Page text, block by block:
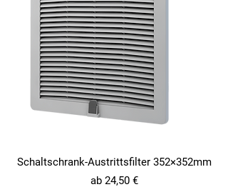
Schaltschrank-Austrittsfilter 352×352mm
ab 24,50 €
Sale-Preis